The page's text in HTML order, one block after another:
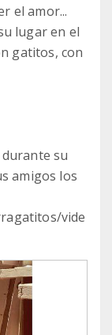
el amor...
lugar en el
gatitos, con
su
amigos los
vide